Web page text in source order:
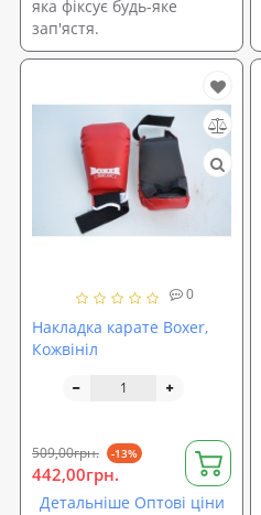
яка фіксує будь-яке
зап'ястя.
0
Накладка карате Boxer,
Кожвініл
509,00грн. -13%
442,00грн.
Детальніше Оптові ціни